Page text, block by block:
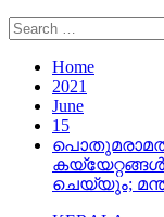
Search
for:
Home
2021
June
15
കയ്യേറ്റങ്ങൾ
ചെയ്യും;